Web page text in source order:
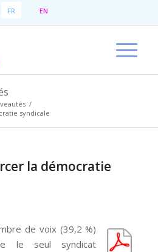
FR EN
/
syndicale
la démocratie
de voix (39,2 %)
le seul syndicat